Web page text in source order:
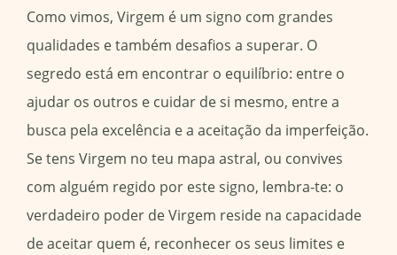
Como vimos, Virgem é um signo com grandes
qualidades e também desafios a superar. O
segredo está em encontrar o equilíbrio: entre o
ajudar os outros e cuidar de si mesmo, entre a
busca pela excelência e a aceitação da imperfeição.
Se tens Virgem no teu mapa astral, ou convives
com alguém regido por este signo, lembra-te: o
verdadeiro poder de Virgem reside na capacidade
de aceitar quem é, reconhecer os seus limites e